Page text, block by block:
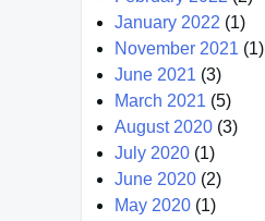
January 2022 (1)
November 2021 (1)
June 2021 (3)
March 2021 (5)
August 2020 (3)
July 2020 (1)
June 2020 (2)
May 2020 (1)